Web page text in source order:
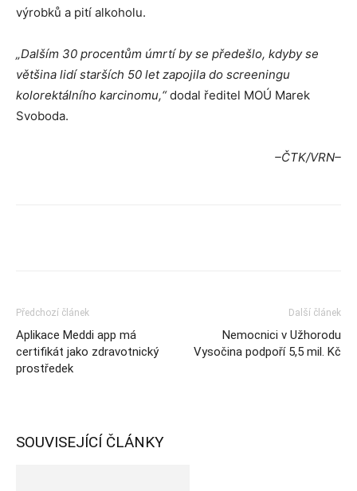
výrobků a pití alkoholu.
„Dalším 30 procentům úmrtí by se předešlo, kdyby se
většina lidí starších 50 let zapojila do screeningu
kolorektálního karcinomu,“dodal ředitel MOÚ Marek
Svoboda.
–ČTK/VRN–
Předchozí článek
Aplikace Meddi app má
certifikát jako zdravotnický
prostředek
Další článek
Nemocnici v Užhorodu
Vysočina podpoří 5,5 mil. Kč
SOUVISEJÍCÍ ČLÁNKY